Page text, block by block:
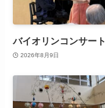
バイオリンコンサート
2026年8月9日